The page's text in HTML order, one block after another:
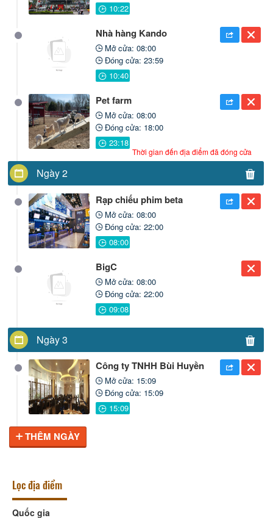
Nhà hàng Kando
Mở cửa: 08:00
Đóng cửa: 23:59
Pet farm
Mở cửa: 08:00
Đóng cửa: 18:00
Thời gian đến địa điểm đã đóng cửa
Ngày 2
Rạp chiếu phim beta
Mở cửa: 08:00
Đóng cửa: 22:00
BigC
Mở cửa: 08:00
Đóng cửa: 22:00
Ngày 3
Công ty TNHH Bùi Huyền
Mở cửa: 15:09
Đóng cửa: 15:09
THÊM NGÀY
Lọc địa điểm
Quốc gia